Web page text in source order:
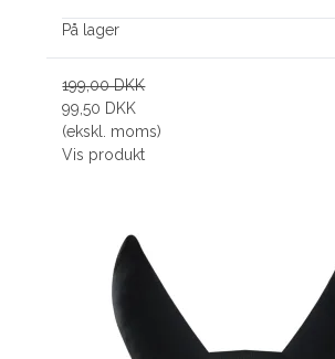
På lager
199,00 DKK
99,50 DKK
(ekskl. moms)
Vis produkt